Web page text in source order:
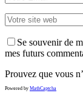
Se souvenir de
mes futurs
Prouvez que vous
Powered by MathCaptcha